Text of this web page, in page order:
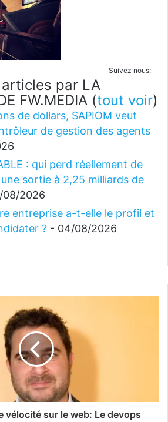
Suivez nous:
par LA
FW.MEDIA (tout voir)
de dollars, SAPIOM veut
de gestion des agents
: qui perd réellement de
une sortie à 2,25 milliards de
08/2026
entreprise a-t-elle le profil et
? - 04/08/2026
vélocité sur le web: Le devops